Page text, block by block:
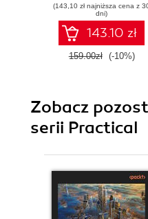
applications
(143,10 zł najniższa cena z
dni)
143.10 zł
159.00zł (-10%)
Zobacz
serii Practical